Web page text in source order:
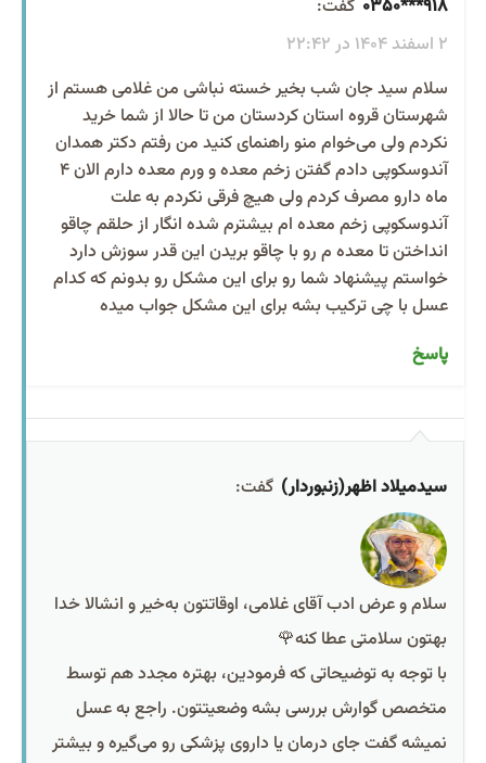
918***0350
گفت:
2 اسفند 1404 در 22:42
سلام سید جان شب بخیر خسته نباشی من غلامی هستم از
شهرستان قروه استان کردستان من تا حالا از شما خرید
نکردم ولی می‌خوام منو راهنمای کنید من رفتم دکتر همدان
آندوسکوپی دادم گفتن زخم معده و ورم معده دارم الان 4
ماه دارو مصرف کردم ولی هیچ فرقی نکردم به علت
آندوسکوپی زخم معده ام بیشترم شده انگار از حلقم چاقو
انداختن تا معده م رو با چاقو بریدن این قدر سوزش دارد
خواستم پیشنهاد شما رو برای این مشکل رو بدونم که کدام
عسل با چی ترکیب بشه برای این مشکل جواب میده
پاسخ
سیدمیلاد اظهر(زنبوردار) گفت:
سلام و عرض ادب آقای غلامی، اوقاتتون به‌خیر و انشالا خدا
بهتون سلامتی عطا کنه🌹
با توجه به توضیحاتی که فرمودین، بهتره مجدد هم توسط
متخصص گوارش بررسی بشه وضعیتتون. راجع به عسل
نمیشه گفت جای درمان یا داروی پزشکی رو می‌گیره و بیشتر